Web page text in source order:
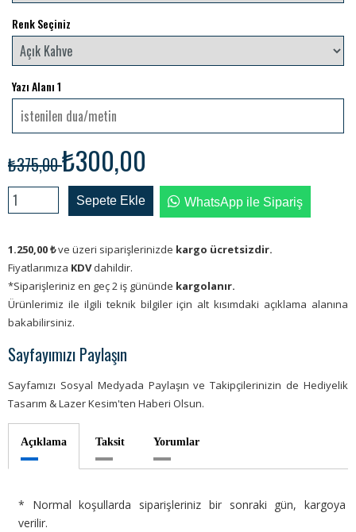
Renk Seçiniz
Yazı Alanı 1
₺375,00₺300,00
Sepete Ekle WhatsApp ile Sipariş
1.250,00₺ve üzeri siparişlerinizde kargo ücretsizdir.
Fiyatlarımıza KDVdahildir.
*Siparişleriniz en geç 2 iş gününde kargolanır.
Ürünlerimiz ile ilgili teknik bilgiler için alt kısımdaki açıklama alanına
bakabilirsiniz.
Sayfayımızı Paylaşın
Sayfamızı Sosyal Medyada Paylaşın ve Takipçilerinizin de Hediyelik
Tasarım & Lazer Kesim'ten Haberi Olsun.
Açıklama Taksit Yorumlar
* Normal koşullarda siparişleriniz bir sonraki gün, kargoya
verilir.